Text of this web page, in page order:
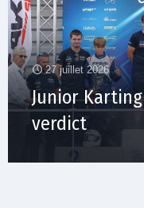
27 juillet 2026
Junior
verdict